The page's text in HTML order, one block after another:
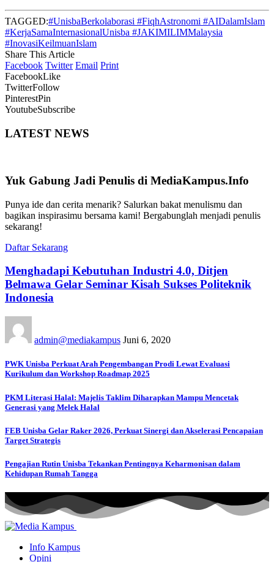
TAGGED:#UnisbaBerkolaborasi #FiqhAstronomi #AIDalamIslam
#KerjaSamaInternasionalUnisba #JAKIMILIMMalaysia
#InovasiKeilmuanIslam
Share This Article
Facebook Twitter Email Print
FacebookLike
TwitterFollow
PinterestPin
YoutubeSubscribe
LATEST NEWS
Yuk Gabung Jadi Penulis di MediaKampus.Info
Punya ide dan cerita menarik? Salurkan bakat menulismu dan
bagikan inspirasimu bersama kami! Bergabunglah menjadi penulis
sekarang!
Daftar Sekarang
Menghadapi Kebutuhan Industri 4.0, Ditjen
Belmawa Gelar Seminar Kisah Sukses Politeknik
Indonesia
admin@mediakampus Juni 6, 2020
PWK Unisba Perkuat Arah Pengembangan Prodi Lewat Evaluasi
Kurikulum dan Workshop Roadmap 2025
PKM Literasi Halal: Majelis Taklim Diharapkan Mampu Mencetak
Generasi yang Melek Halal
FEB Unisba Gelar Raker 2026, Perkuat Sinergi dan Akselerasi Pencapaian
Target Strategis
Pengajian Rutin Unisba Tekankan Pentingnya Keharmonisan dalam
Kehidupan Rumah Tangga
Info Kampus
Opini